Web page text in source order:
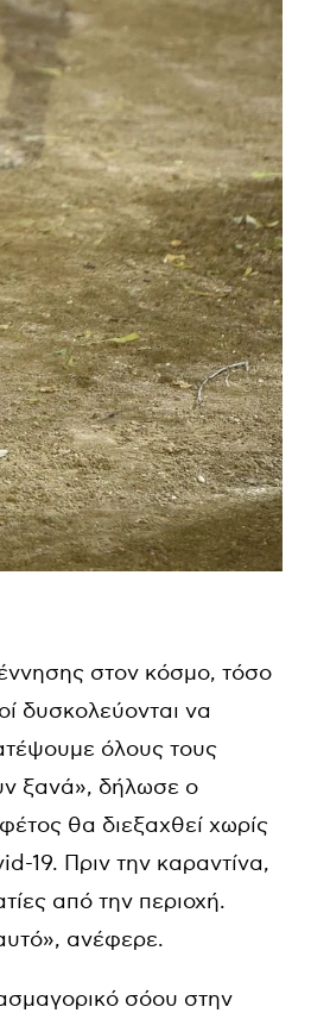
στον κόσμο, τόσο
δυσκολεύονται να
όλους τους
ξανά», δήλωσε ο
θα διεξαχθεί χωρίς
19. Πριν την καραντίνα,
από την περιοχή.
ανέφερε.
σόου στην